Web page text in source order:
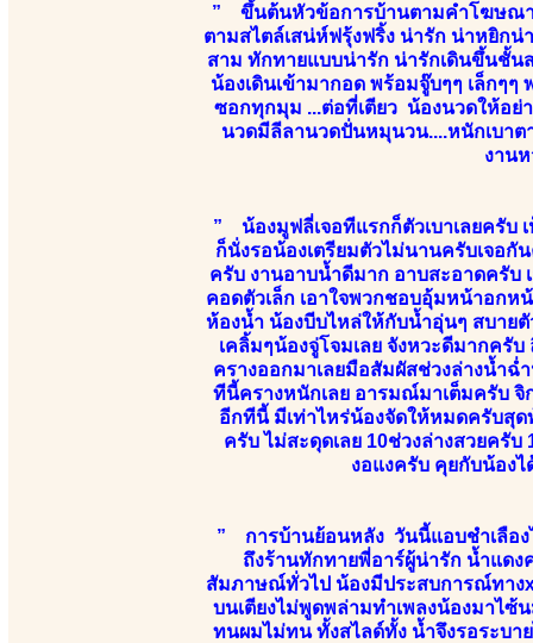
” ขึ้นต้นหัวข้อการบ้านตามคำโฆษณา
ตามสไตล์เสน่ห์ฟรุ้งฟริ้ง น่ารัก น่าหยิก
สาม ทักทายแบบน่ารัก น่ารักเดินขึ้นชั้น
น้องเดินเข้ามากอด พร้อมจู๊บๆๆ เล็กๆ
ซอกทุกมุม ...ต่อที่เตียว น้องนวดให้อย่
นวดมีลีลานวดปั่นหมุนวน....หนักเบาต
งาน
” น้องมูฟลี่เจอทีแรกก็ตัวเบาเลยครับ
ก็นั่งรอน้องเตรียมตัวไม่นานครับเจอ
ครับ งานอาบน้ำดีมาก อาบสะอาดครับ
คอดตัวเล็ก เอาใจพวกชอบอุ้มหน้าอกห
ห้องน้ำ น้องบีบไหล่ให้กับน้ำอุ่นๆ สบาย
เคลิ้มๆน้องจู่โจมเลย จังหวะดีมากครั
ครางออกมาเลยมือสัมผัสช่วงล่างน้ำฉ่
ทีนี้ครางหนักเลย อารมณ์มาเต็มครับ
อีกทีนี้ มีเท่าไหร่น้องจัดให้หมดครับสุด
ครับ ไม่สะดุดเลย 10ช่วงล่างสวยครับ
งอแงครับ คุยกับน้อง
” การบ้านย้อนหลัง วันนี้แอบชำเลือ
ถึงร้านทักทายพี่อาร์ผู้น่ารัก น้ำแดง
สัมภาษณ์ทั่วไป น้องมีประสบการณ์ทาง
บนเตียงไม่พูดพล่ามทำเพลงน้องมาไซ้
ทนผมไม่ทน ทั้งสไลด์ทั้ง น้ำจึงรอระบา